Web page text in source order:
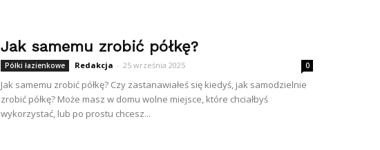
Jak samemu zrobić półkę?
Półki łazienkowe Redakcja - 25 września 2025 0
Jak samemu zrobić półkę? Czy zastanawiałeś się kiedyś, jak samodzielnie
zrobić półkę? Może masz w domu wolne miejsce, które chciałbyś
wykorzystać, lub po prostu chcesz...